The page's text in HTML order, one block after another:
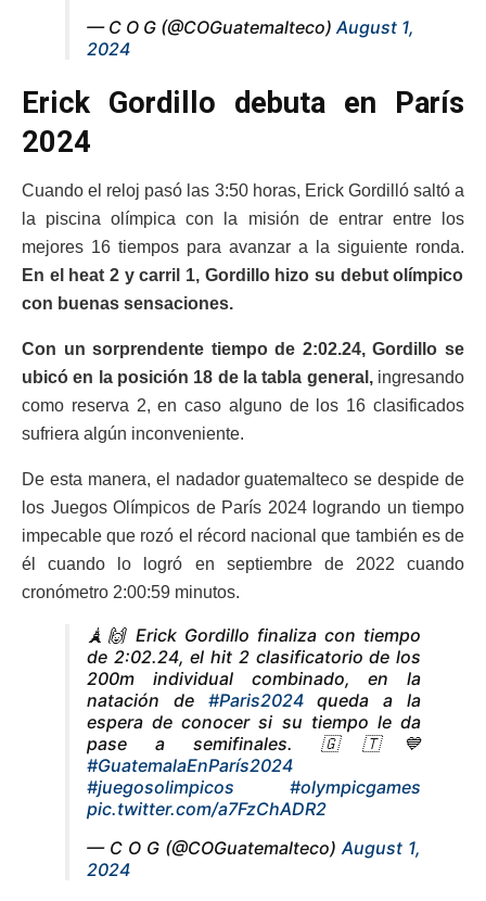
— C O G (@COGuatemalteco) August 1,
2024
Erick Gordillo debuta en París
2024
Cuando el reloj pasó las 3:50 horas, Erick Gordilló saltó a
la piscina olímpica con la misión de entrar entre los
mejores 16 tiempos para avanzar a la siguiente ronda.
En el heat 2 y carril 1, Gordillo hizo su debut olímpico
con buenas sensaciones.
Con un sorprendente tiempo de 2:02.24, Gordillo se
ubicó en la posición 18 de la tabla general,ingresando
como reserva 2, en caso alguno de los 16 clasificados
sufriera algún inconveniente.
De esta manera, el nadador guatemalteco se despide de
los Juegos Olímpicos de París 2024 logrando un tiempo
impecable que rozó el récord nacional que también es de
él cuando lo logró en septiembre de 2022 cuando
cronómetro 2:00:59 minutos.
🗼🙌 Erick Gordillo finaliza con tiempo
de 2:02.24, el hit 2 clasificatorio de los
200m individual combinado, en la
natación de #Paris2024queda a la
espera de conocer si su tiempo le da
pase a semifinales. 🇬🇹💙
#GuatemalaEnParís2024
#juegosolimpicos
#olympicgames
pic.twitter.com/a7FzChADR2
— C O G (@COGuatemalteco)August 1,
2024